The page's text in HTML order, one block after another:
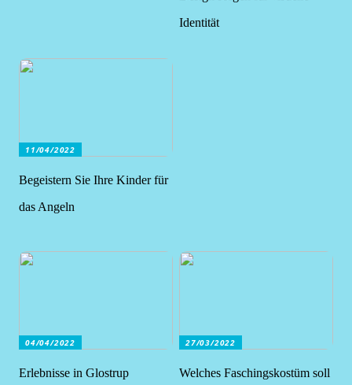
Identität
11/04/2022
Begeistern Sie Ihre Kinder für
das Angeln
04/04/2022
Erlebnisse in Glostrup
27/03/2022
Welches Faschingskostüm soll